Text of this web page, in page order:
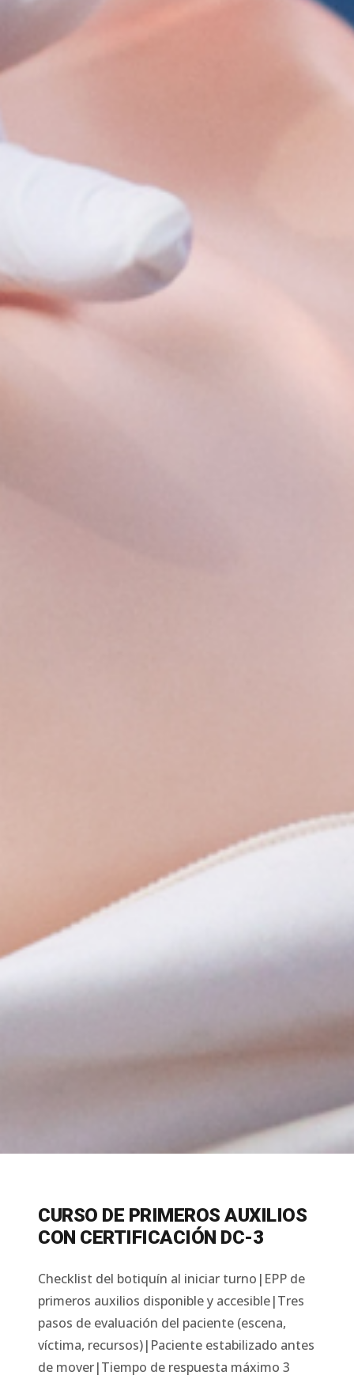
CURSO DE PRIMEROS AUXILIOS
CON CERTIFICACIÓN DC-3
Checklist del botiquín al iniciar turno|EPP de
primeros auxilios disponible y accesible|Tres
pasos de evaluación del paciente (escena,
víctima, recursos)|Paciente estabilizado antes
de mover|Tiempo de respuesta máximo 3